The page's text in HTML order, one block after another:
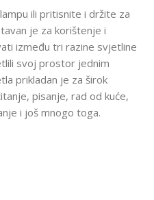
ili pritisnite i držite za
je za korištenje i
​​između tri razine svjetline
svoj prostor jednim
prikladan je za širok
pisanje, rad od kuće,
i još mnogo toga.